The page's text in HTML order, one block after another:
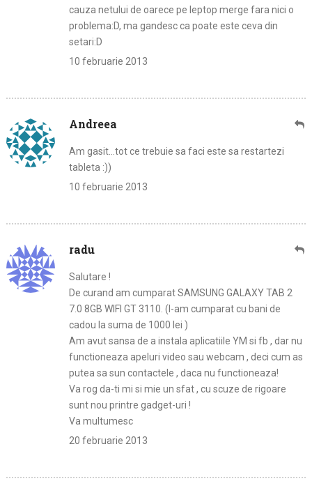
cauza netului de oarece pe leptop merge fara nici o
problema:D, ma gandesc ca poate este ceva din
setari:D
10 februarie 2013
Andreea
Am gasit…tot ce trebuie sa faci este sa restartezi
tableta :))
10 februarie 2013
radu
Salutare !
De curand am cumparat SAMSUNG GALAXY TAB 2
7.0 8GB WIFI GT 3110. (l-am cumparat cu bani de
cadou la suma de 1000 lei )
Am avut sansa de a instala aplicatiile YM si fb , dar nu
functioneaza apeluri video sau webcam , deci cum as
putea sa sun contactele , daca nu functioneaza!
Va rog da-ti mi si mie un sfat , cu scuze de rigoare
sunt nou printre gadget-uri !
Va multumesc
20 februarie 2013